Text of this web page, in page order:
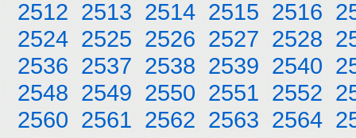
2512 2513 2514 2515 2516
2524 2525 2526 2527 2528
2536 2537 2538 2539 2540
2548 2549 2550 2551 2552
2560 2561 2562 2563 2564